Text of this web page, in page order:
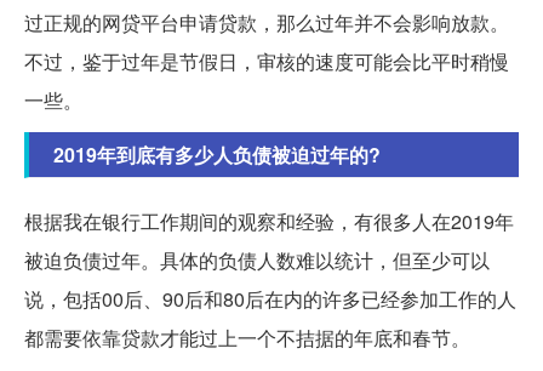
过正规的网贷平台申请贷款，那么过年并不会影响放款。
不过，鉴于过年是节假日，审核的速度可能会比平时稍慢
一些。
2019年到底有多少人负债被迫过年的?
根据我在银行工作期间的观察和经验，有很多人在2019年
被迫负债过年。具体的负债人数难以统计，但至少可以
说，包括00后、90后和80后在内的许多已经参加工作的人
都需要依靠贷款才能过上一个不拮据的年底和春节。